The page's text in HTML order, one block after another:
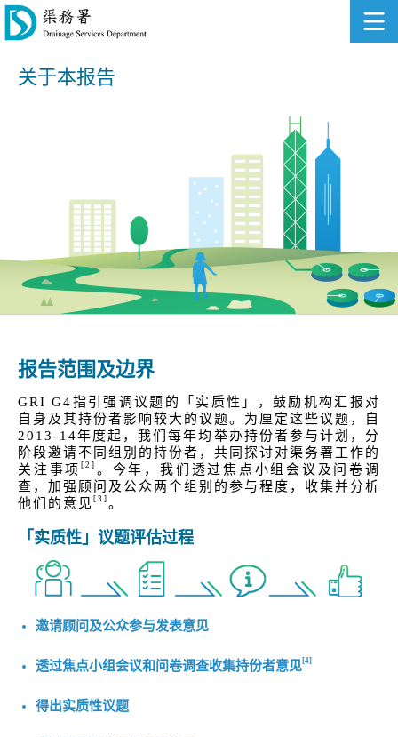
关于本报告
报告范围及边界
GRI G4指引强调议题的「实质性」，鼓励机构汇报对
自身及其持份者影响较大的议题。为厘定这些议题，自
2013-14年度起，我们每年均举办持份者参与计划，分
阶段邀请不同组别的持份者，共同探讨对渠务署工作的
关注事项[2] 。今年，我们透过焦点小组会议及问卷调
查，加强顾问及公众两个组别的参与程度，收集并分析
他们的意见 [3] 。
「实质性」议题评估过程
邀请顾问及公众参与发表意见
透过焦点小组会议和问卷调查收集持份者意见[4]
得出实质性议题